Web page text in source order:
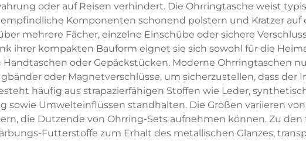
oder auf Reisen verhindert. Die Ohrringtasche weist
Komponenten schonend polstern und Kratzer auf
mehrere Fächer, einzelne Einschübe oder sichere
ihrer kompakten Bauform eignet sie sich sowohl für die
oder Gepäckstücken. Moderne Ohrringtaschen
oder Magnetverschlüsse, um sicherzustellen, dass der
häufig aus strapazierfähigen Stoffen wie Leder,
sowie Umwelteinflüssen standhalten. Die Größen variieren
die Dutzende von Ohrring-Sets aufnehmen können. Zu
Futterstoffe zum Erhalt des metallischen Glanzes,